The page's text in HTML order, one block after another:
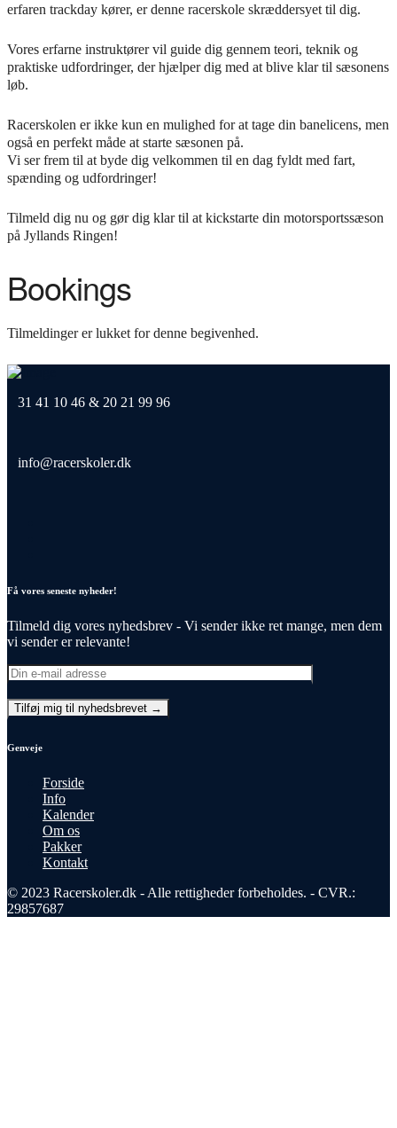
erfaren trackday kører, er denne racerskole skræddersyet til dig.
Vores erfarne instruktører vil guide dig gennem teori, teknik og
praktiske udfordringer, der hjælper dig med at blive klar til sæsonens
løb.
Racerskolen er ikke kun en mulighed for at tage din banelicens, men
også en perfekt måde at starte sæsonen på.
Vi ser frem til at byde dig velkommen til en dag fyldt med fart,
spænding og udfordringer!
Tilmeld dig nu og gør dig klar til at kickstarte din motorsportssæson
på Jyllands Ringen!
Bookings
Tilmeldinger er lukket for denne begivenhed.
31 41 10 46 & 20 21 99 96
info@racerskoler.dk
Få vores seneste nyheder!
Tilmeld dig vores nyhedsbrev - Vi sender ikke ret mange, men dem
vi sender er relevante!
Genveje
Forside
Info
Kalender
Om os
Pakker
Kontakt
© 2023 Racerskoler.dk - Alle rettigheder forbeholdes. - CVR.:
29857687